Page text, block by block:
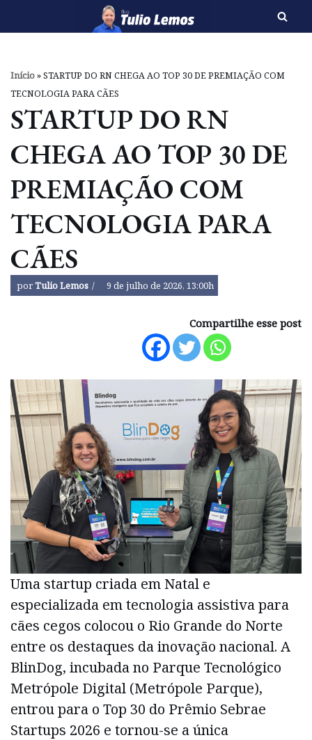
o
conteúdo
Início»STARTUP DO RN CHEGA AO TOP 30 DE PREMIAÇÃO COM
TECNOLOGIA PARA CÃES
STARTUP DO RN
CHEGA AO TOP 30 DE
PREMIAÇÃO COM
TECNOLOGIA PARA
CÃES
porTulio Lemos 9 de julho de 2026, 13:00h
Compartilhe esse post
Uma startup criada em Natal e
especializada em tecnologia assistiva para
cães cegos colocou o Rio Grande do Norte
entre os destaques da inovação nacional. A
BlinDog, incubada no Parque Tecnológico
Metrópole Digital (Metrópole Parque),
entrou para o Top 30 do Prêmio Sebrae
Startups 2026 e tornou-se a única